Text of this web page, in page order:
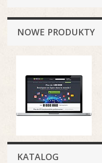
NOWE PRODUKTY
KATALOG